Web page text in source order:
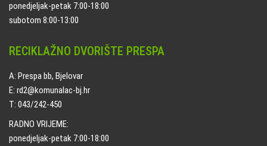
ponedjeljak-petak 7:00-18:00
subotom 8:00-13:00
RECIKLAŽNO DVORIŠTE PRESPA
A: Prespa bb, Bjelovar
E: rd2@komunalac-bj.hr
T: 043/242-450
RADNO VRIJEME:
ponedjeljak-petak 7:00-18:00